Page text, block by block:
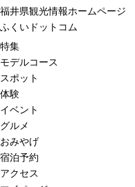
福井県観光情報ホームページ
ふくいドットコム
特集
モデルコース
スポット
体験
イベント
グルメ
おみやげ
宿泊予約
アクセス